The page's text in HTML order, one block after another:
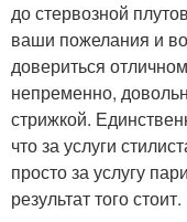
до стервозной
ваши пожелания и
довериться
непременно,
стрижкой.
что за услуги
просто за услугу
результат того стоит.